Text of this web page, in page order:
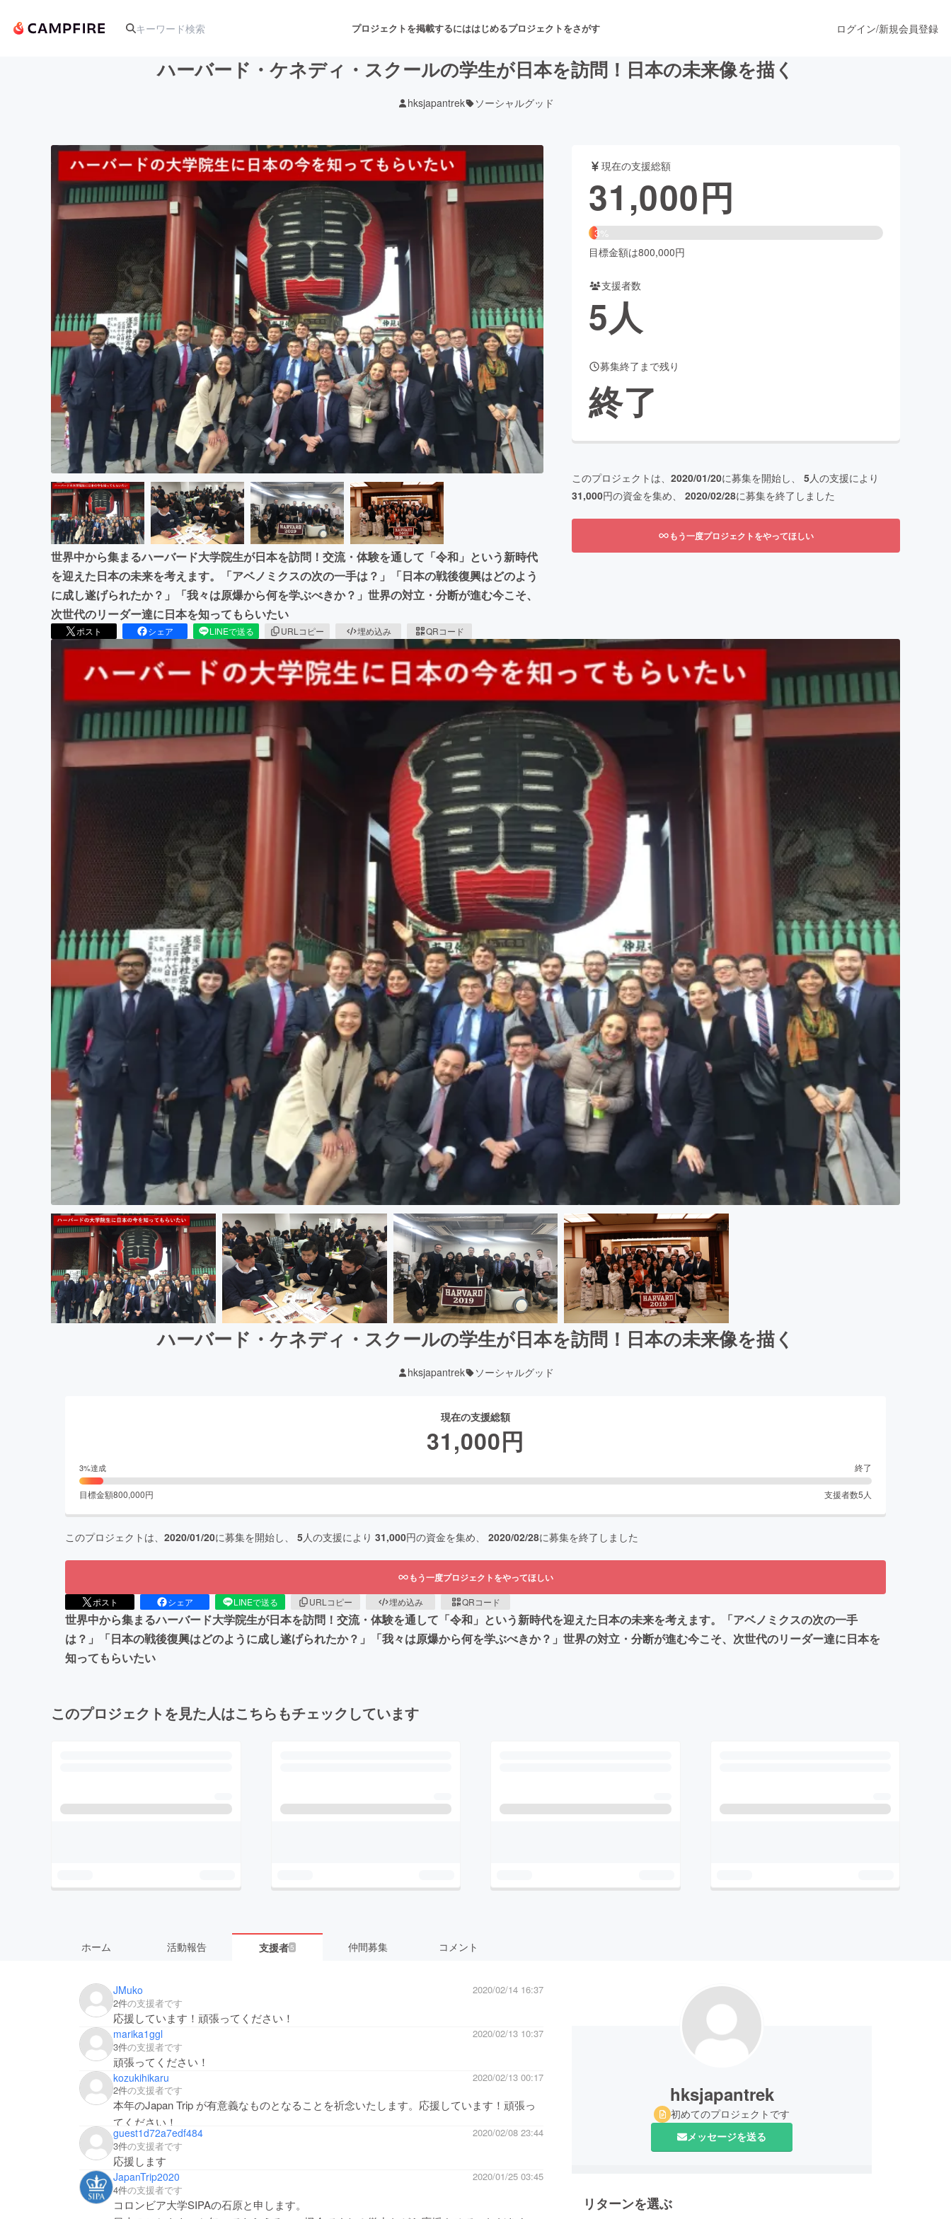
プロジェクトを掲載するにははじめるプロジェクトをさがす
アート・写真 音楽 舞台・パフォーマンス
テクノロジー・ガジェット ゲーム・サービス開発 ファッション
映像・映画 書籍・雑誌出版 アニメ・漫画
ビジネス・起業 チャレンジ ビューティー・ヘルスケア
まちづくり・地域活性化
CAMPFIRE for Social GoodCAMPFIRE Creation
CAMPFIREふるさと納税machi-yaコミュニティ
ログイン/新規会員登録
ハーバード・ケネディ・スクールの学生が日本を訪問！日本の未来像を描く
hksjapantrek ソーシャルグッド
世界中から集まるハーバード大学院生が日本を訪問！交流・体験を通して「令和」という新時代
を迎えた日本の未来を考えます。「アベノミクスの次の一手は？」「日本の戦後復興はどのよう
に成し遂げられたか？」「我々は原爆から何を学ぶべきか？」世界の対立・分断が進む今こそ、
次世代のリーダー達に日本を知ってもらいたい
ポスト シェア LINEで送る URLコピー 埋め込み QRコード
現在の支援総額
31,000円
3%
目標金額は800,000円
支援者数
5人
募集終了まで残り
終了
このプロジェクトは、 2020/01/20に募集を開始し、 5人の支援により
31,000円の資金を集め、 2020/02/28に募集を終了しました
もう一度プロジェクトをやってほしい
ハーバード・ケネディ・スクールの学生が日本を訪問！日本の未来像を描く
hksjapantrek ソーシャルグッド
現在の支援総額
31,000円
3%達成 終了
目標金額800,000円 支援者数5 人
このプロジェクトは、 2020/01/20に募集を開始し、 5人の支援により 31,000円の資金を集め、 2020/02/28に募集を終了しました
もう一度プロジェクトをやってほしい
ポスト シェア LINEで送る URLコピー 埋め込み QRコード
世界中から集まるハーバード大学院生が日本を訪問！交流・体験を通して「令和」という新時代を迎えた日本の未来を考えます。「アベノミクスの次の一手
は？」「日本の戦後復興はどのように成し遂げられたか？」「我々は原爆から何を学ぶべきか？」世界の対立・分断が進む今こそ、次世代のリーダー達に日本を
知ってもらいたい
このプロジェクトを見た人はこちらもチェックしています
ホーム 活動報告 支援者5 仲間募集 コメント
JMuko
2020/02/14 16:37
2件の支援者です
応援しています！頑張ってください！
marika1ggl
2020/02/13 10:37
3件の支援者です
頑張ってください！
kozukihikaru
2020/02/13 00:17
2件の支援者です
本年のJapan Trip が有意義なものとなることを祈念いたします。応援しています！頑張っ
てください！
guest1d72a7edf484
2020/02/08 23:44
3件の支援者です
応援します
JapanTrip2020
2020/01/25 03:45
4件の支援者です
コロンビア大学SIPAの石原と申します。
hksjapantrek
初めてのプロジェクトです
メッセージを送る
リターンを選ぶ